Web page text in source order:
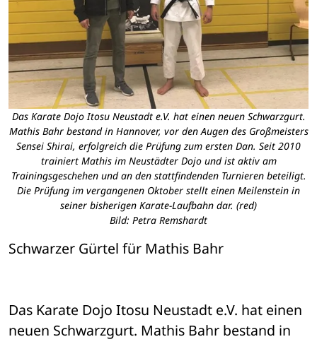
Das Karate Dojo Itosu Neustadt e.V. hat einen neuen Schwarzgurt.
Mathis Bahr bestand in Hannover, vor den Augen des Großmeisters
Sensei Shirai, erfolgreich die Prüfung zum ersten Dan. Seit 2010
trainiert Mathis im Neustädter Dojo und ist aktiv am
Trainingsgeschehen und an den stattfindenden Turnieren beteiligt.
Die Prüfung im vergangenen Oktober stellt einen Meilenstein in
seiner bisherigen Karate-Laufbahn dar. (red)
Bild: Petra Remshardt
Schwarzer Gürtel für Mathis Bahr
Das Karate Dojo Itosu Neustadt e.V. hat einen
neuen Schwarzgurt. Mathis Bahr bestand in